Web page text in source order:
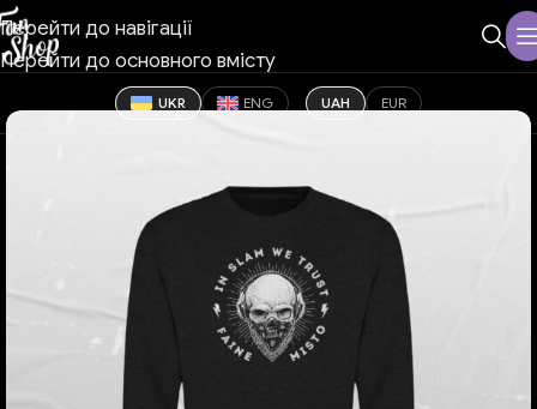
Перейти до навігації
Перейти до основного вмісту
UKR ENG UAH EUR